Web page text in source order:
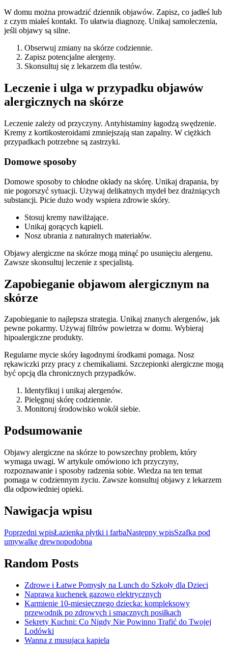
W domu można prowadzić dziennik objawów. Zapisz, co jadłeś lub
z czym miałeś kontakt. To ułatwia diagnozę. Unikaj samoleczenia,
jeśli objawy są silne.
Obserwuj zmiany na skórze codziennie.
Zapisz potencjalne alergeny.
Skonsultuj się z lekarzem dla testów.
Leczenie i ulga w przypadku objawów
alergicznych na skórze
Leczenie zależy od przyczyny. Antyhistaminy łagodzą swędzenie.
Kremy z kortikosteroidami zmniejszają stan zapalny. W ciężkich
przypadkach potrzebne są zastrzyki.
Domowe sposoby
Domowe sposoby to chłodne okłady na skórę. Unikaj drapania, by
nie pogorszyć sytuacji. Używaj delikatnych mydeł bez drażniących
substancji. Picie dużo wody wspiera zdrowie skóry.
Stosuj kremy nawilżające.
Unikaj gorących kąpieli.
Nosz ubrania z naturalnych materiałów.
Objawy alergiczne na skórze mogą minąć po usunięciu alergenu.
Zawsze skonsultuj leczenie z specjalistą.
Zapobieganie objawom alergicznym na
skórze
Zapobieganie to najlepsza strategia. Unikaj znanych alergenów, jak
pewne pokarmy. Używaj filtrów powietrza w domu. Wybieraj
hipoalergiczne produkty.
Regularne mycie skóry łagodnymi środkami pomaga. Nosz
rękawiczki przy pracy z chemikaliami. Szczepionki alergiczne mogą
być opcją dla chronicznych przypadków.
Identyfikuj i unikaj alergenów.
Pielęgnuj skórę codziennie.
Monitoruj środowisko wokół siebie.
Podsumowanie
Objawy alergiczne na skórze to powszechny problem, który
wymaga uwagi. W artykule omówiono ich przyczyny,
rozpoznawanie i sposoby radzenia sobie. Wiedza na ten temat
pomaga w codziennym życiu. Zawsze konsultuj objawy z lekarzem
dla odpowiedniej opieki.
Nawigacja wpisu
Poprzedni wpisŁazienka płytki i farbaNastępny wpisSzafka pod
umywalkę drewnopodobna
Random Posts
Zdrowe i Łatwe Pomysły na Lunch do Szkoły dla Dzieci
Naprawa kuchenek gazowo elektrycznych
Karmienie 10-miesięcznego dziecka: kompleksowy
przewodnik po zdrowych i smacznych posiłkach
Sekrety Kuchni: Co Nigdy Nie Powinno Trafić do Twojej
Lodówki
Wanna z musujaca kapiela